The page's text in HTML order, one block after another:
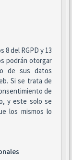
del RGPD y 13
podrán otorgar
de sus datos
Si se trata de
de
y este solo se
los mismos lo